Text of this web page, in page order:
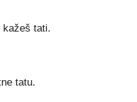
kažeš tati.
tatu.